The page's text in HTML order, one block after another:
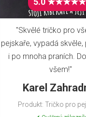
"Skvělé tričko pro
pejskaře, vypadá
i po mnoha praních.
všem!"
Karel
Produkt: Tričko pro